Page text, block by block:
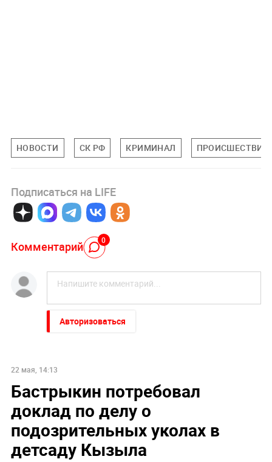
НОВОСТИ СК РФ КРИМИНАЛ ПРОИСШЕСТВИЯ
Подписаться на LIFE
Комментарий 0
Авторизоваться
22 мая, 14:13
Бастрыкин потребовал
доклад по делу о
подозрительных уколах в
детсаду Кызыла